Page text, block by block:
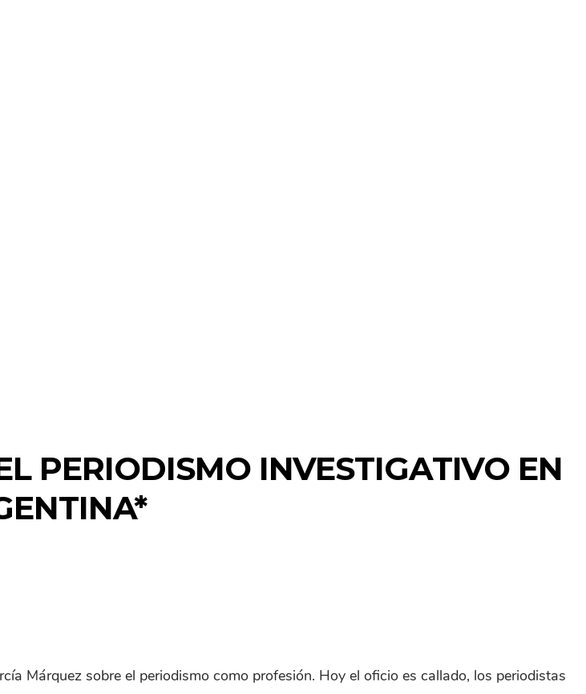
PERIODISMO INVESTIGATIVO EN
Márquez sobre el periodismo como profesión. Hoy el oficio es callado, los periodistas